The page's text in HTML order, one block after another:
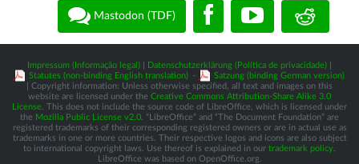
Mastodon (TDF)
Impressum (Informação legal) Datenschutzerklärung (Política de privacidade)
Statutes (non-binding English translation) -
Satzung (binding German version)
| Copyright information: Unless otherwise specified, all text and images on this
website are licensed under the Creative Commons Attribution-Share Alike 3.0
License . This does not include the source code of LibreOffice, which is licensed under
the Mozilla Public License v2.0 . “LibreOffice” and “The Document Foundation” are
registered trademarks of their corresponding registered owners or are in actual use as
trademarks in one or more countries. Their respective logos and icons are also subject
to international copyright laws. Use thereof is explained in our trademark policy
LibreOffice was based on OpenOffice.org.